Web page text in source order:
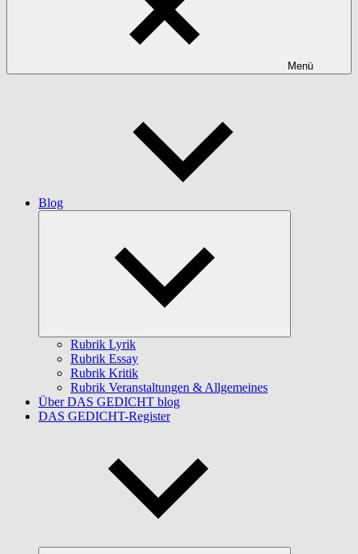
Menü
Blog
Rubrik Lyrik
Rubrik Essay
Rubrik Kritik
Rubrik Veranstaltungen & Allgemeines
Über DAS GEDICHT blog
DAS GEDICHT-Register